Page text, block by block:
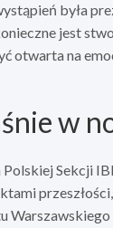
była
jest
otwarta na
w
Sekcji